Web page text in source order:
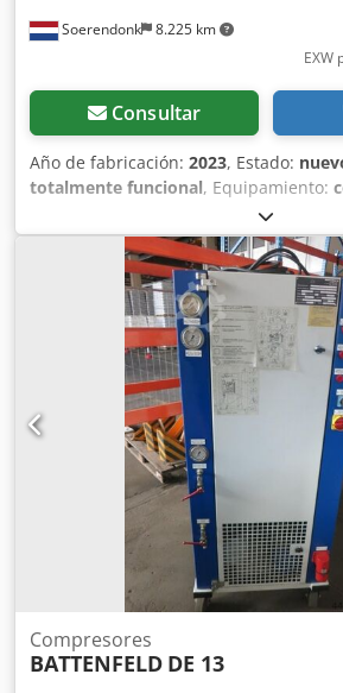
Soerendonk 8.225 km
EXW
Consultar
Año de fabricación: 2023, Estado:
totalmente funcional, Equipamiento:
, FIAC AB 300 -
sobredimensionado, Precio muy
disponibles en stock. Especificaciones:
Capacidad del compresor: 650 L/min
Tipo de bomba: AB 678 2/2 RPM: 1000
EAN: 8020119109861 Codpfxeu Dxu
dimensiones: 1600x560x1040 mm
Compresores
BATTENFELD DE 13